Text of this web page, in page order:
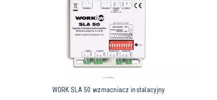
WORK SLA 50 wzmacniacz instalacyjny